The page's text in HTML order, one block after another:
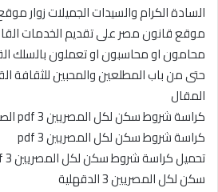
السادة الكرام والسيدات الجميلات زوار
موقع قانون مصر على تقديم الخدمات
محامون او محاسبون او تعملون بالسلك
حتى من باب المطلعين والمحبين للثقافة
المقال
كراسة شروط سكن لكل المصريين 3 pdf الصادرة بشهر 11 لسنة 2022
كراسة شروط سكن لكل المصريين 3 pdf
تحميل كراسة شروط سكن لكل المصريين 3 pdf
سكن لكل المصريين 3 الدقهلية